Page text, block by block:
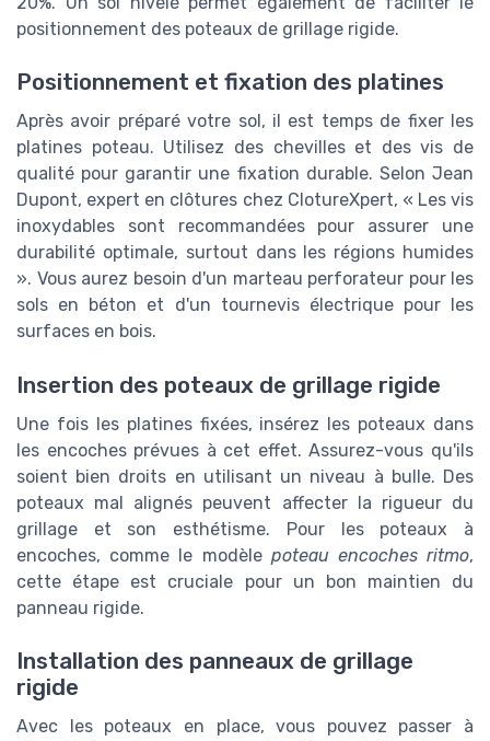
positionnement des poteaux de grillage rigide.
Positionnement et fixation des platines
Après avoir préparé votre sol, il est temps de fixer les
platines poteau. Utilisez des chevilles et des vis de
qualité pour garantir une fixation durable. Selon Jean
Dupont, expert en clôtures chez ClotureXpert, « Les vis
inoxydables sont recommandées pour assurer une
durabilité optimale, surtout dans les régions humides
». Vous aurez besoin d'un marteau perforateur pour les
sols en béton et d'un tournevis électrique pour les
surfaces en bois.
Insertion des poteaux de grillage rigide
Une fois les platines fixées, insérez les poteaux dans
les encoches prévues à cet effet. Assurez-vous qu'ils
soient bien droits en utilisant un niveau à bulle. Des
poteaux mal alignés peuvent affecter la rigueur du
grillage et son esthétisme. Pour les poteaux à
encoches, comme le modèle poteau encoches ritmo,
cette étape est cruciale pour un bon maintien du
panneau rigide.
Installation des panneaux de grillage
rigide
Avec les poteaux en place, vous pouvez passer à